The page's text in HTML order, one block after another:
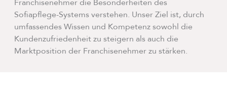
Franchisenehmer die Besonderheiten des
Sofiapflege-Systems verstehen. Unser Ziel ist, durch
umfassendes Wissen und Kompetenz sowohl die
Kundenzufriedenheit zu steigern als auch die
Marktposition der Franchisenehmer zu stärken.